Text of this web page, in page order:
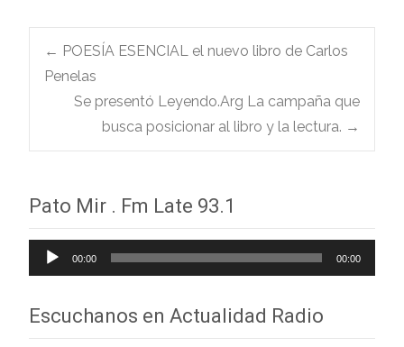
Navegación
de
← POESÍA ESENCIAL el nuevo libro de Carlos
Penelas
Se presentó Leyendo.Arg La campaña que
busca posicionar al libro y la lectura. →
Pato Mir . Fm Late 93.1
Reproductor
de
00:00 00:00
Escuchanos en Actualidad Radio